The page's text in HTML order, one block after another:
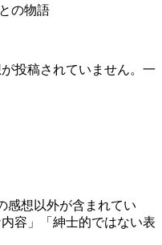
の物語
投稿されていません。一
感想以外が含まれてい
容」「紳士的ではない表